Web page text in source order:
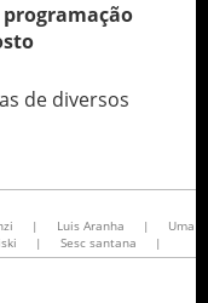
programação
de diversos
| Luis Aranha |
Uma
| Sesc santana |